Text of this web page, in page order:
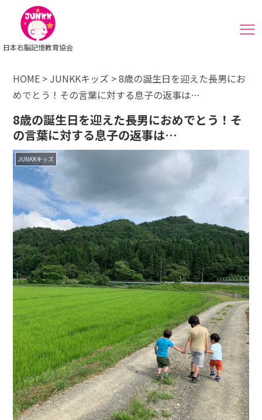
日本右脳記憶教育協会
HOME > JUNKKキッズ >8歳の誕生日を迎えた長男にお
めでとう！その言葉に対する息子の返事は…
8歳の誕生日を迎えた長男におめでとう！そ
の言葉に対する息子の返事は…
JUNKKキッズ